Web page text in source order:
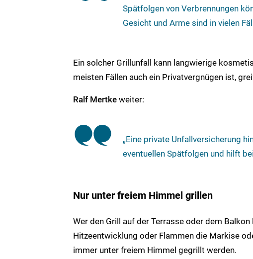
Spätfolgen von Verbrennungen
Gesicht und Arme sind in vielen
Ein solcher Grillunfall kann langwierige
meisten Fällen auch ein Privatvergnügen ist,
Ralf Mertke weiter:
„Eine private Unfallversicherung
eventuellen Spätfolgen und hilft
Nur unter freiem Himmel grillen
Wer den Grill auf der Terrasse oder dem
Hitzeentwicklung oder Flammen die Markise
immer unter freiem Himmel gegrillt werden.